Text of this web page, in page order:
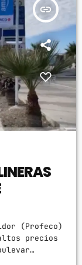
insert_link
(Profeco)
precios
un mensaje